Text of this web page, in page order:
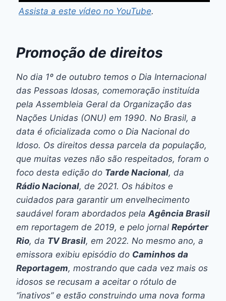
Assista a este vídeo no YouTube.
Promoção de direitos
No dia 1º de outubro temos o Dia Internacional
das Pessoas Idosas, comemoração instituída
pela Assembleia Geral da Organização das
Nações Unidas (ONU) em 1990. No Brasil, a
data é oficializada como o Dia Nacional do
Idoso. Os direitos dessa parcela da população,
que muitas vezes não são respeitados, foram o
foco desta edição do Tarde Nacional, da
Rádio Nacional, de 2021. Os hábitos e
cuidados para garantir um envelhecimento
saudável foram abordados pela Agência Brasil
em reportagem de 2019, e pelo jornal Repórter
Rio, da TV Brasil, em 2022. No mesmo ano, a
emissora exibiu episódio do Caminhos da
Reportagem, mostrando que cada vez mais os
idosos se recusam a aceitar o rótulo de
“inativos” e estão construindo uma nova forma